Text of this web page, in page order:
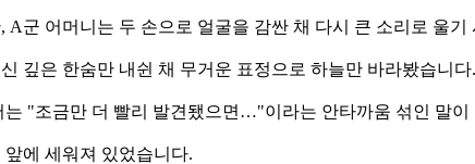
군 어머니는 두 손으로 얼굴을 감싼 채 다시 큰 소리로 울기
깊은 한숨만 내쉰 채 무거운 표정으로 하늘만 바라봤습니다.
"조금만 더 빨리 발견됐으면…"이라는 안타까움 섞인 말이
에 세워져 있었습니다.